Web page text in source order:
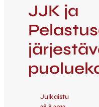
JJK ja
Julkaistu